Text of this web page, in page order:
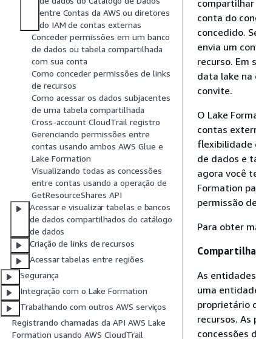
entre Contas da AWS ou diretores
do IAM de contas externas
Conceder permissões em um banco
de dados ou tabela compartilhada
com sua conta
Como conceder permissões de links
de recursos
Como acessar os dados subjacentes
de uma tabela compartilhada
Cross-account CloudTrail registro
Gerenciando permissões entre
contas usando ambos AWS Glue e
Lake Formation
Visualizando todas as concessões
entre contas usando a operação de
GetResourceShares API
Acessar e visualizar tabelas e bancos
de dados compartilhados do catálogo
de dados
Criação de links de recursos
Acessar tabelas entre regiões
Segurança
Integração com o Lake Formation
Trabalhando com outros AWS serviços
Registrando chamadas da API AWS Lake
Formation usando AWS CloudTrail
compartilhar
conta do
concedido.
envia um
recurso. Em
data lake na
convite.
O Lake
contas
flexibilidade
de dados e
agora você
Formation
permissão
Para obter
As
uma
proprietário
recursos. As
concessões